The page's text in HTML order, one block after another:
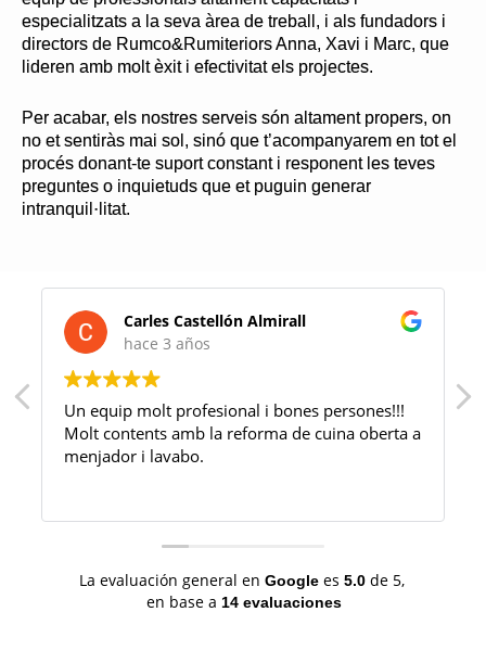
especialitzats a la seva àrea de treball, i als fundadors i
directors de Rumco&Rumiteriors Anna, Xavi i Marc, que
lideren amb molt èxit i efectivitat els projectes.
Per acabar, els nostres serveis són altament propers, on
no et sentiràs mai sol, sinó que t’acompanyarem en tot el
procés donant-te suport constant i responent les teves
preguntes o inquietuds que et puguin generar
intranquil·litat.
Carles Castellón Almirall
hace 3 años
Un equip molt profesional i bones persones!!!
Molt contents amb la reforma de cuina oberta a
menjador i lavabo.
La evaluación general en Google es 5.0 de 5,
en base a 14 evaluaciones